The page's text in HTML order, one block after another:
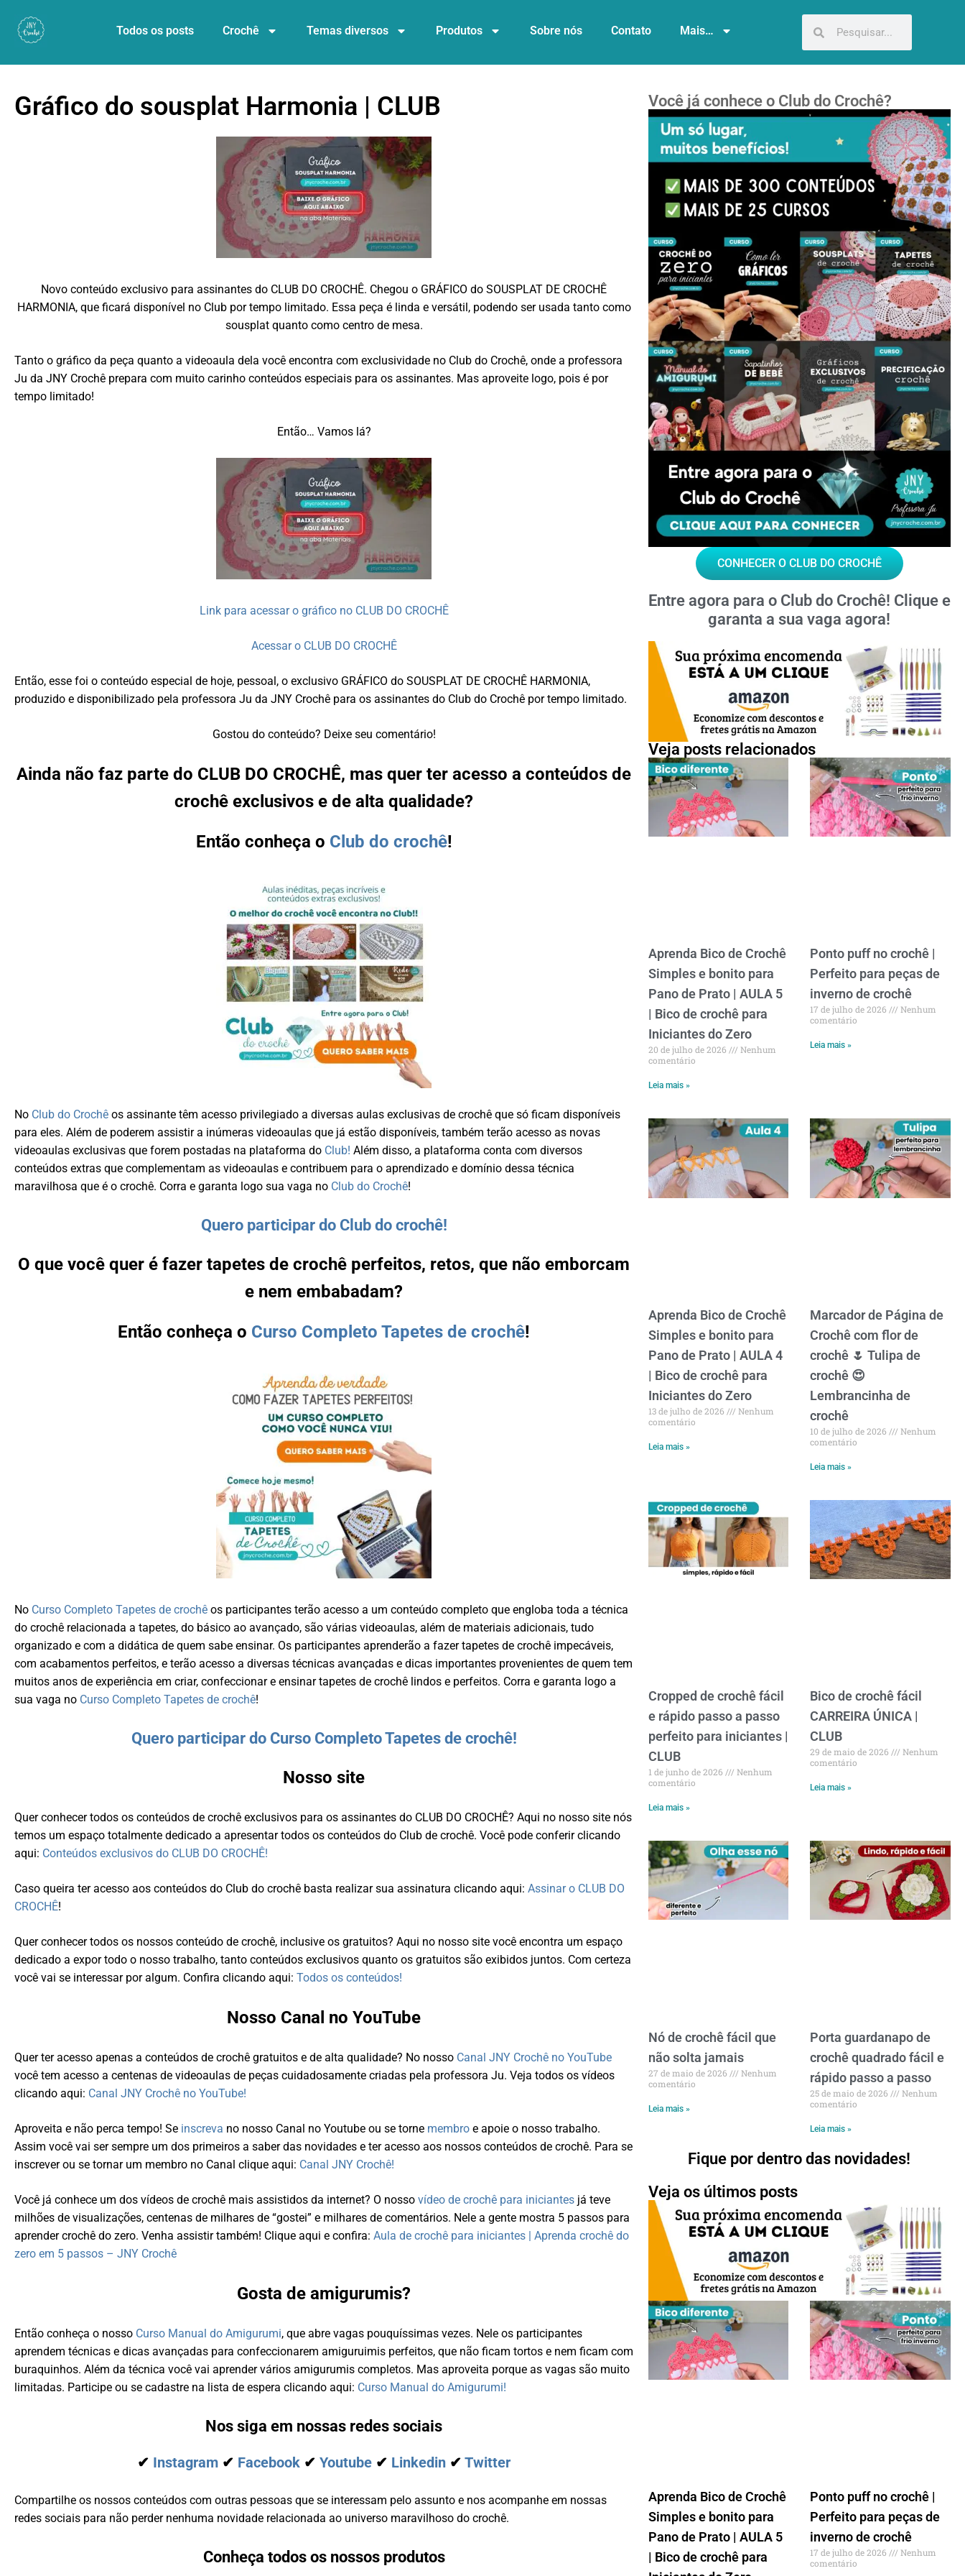
Todos os posts Crochê Temas diversos Produtos Sobre nós Contato Mais…
Você já conhece o Club do Crochê?
CONHECER O CLUB DO CROCHÊ
Entre agora para o Club do Crochê! Clique e
garanta a sua vaga agora!
Veja posts relacionados
Aprenda Bico de Crochê
Simples e bonito para
Pano de Prato | AULA 5
| Bico de crochê para
Iniciantes do Zero
20 de julho de 2026
Nenhum
comentário
Leia mais »
Ponto puff no crochê |
Perfeito para peças de
inverno de crochê
17 de julho de 2026
Nenhum
comentário
Leia mais »
Aprenda Bico de Crochê
Simples e bonito para
Pano de Prato | AULA 4
| Bico de crochê para
Iniciantes do Zero
13 de julho de 2026
Nenhum
comentário
Leia mais »
Marcador de Página de
Crochê com flor de
crochê 🌷 Tulipa de
crochê 😍
Lembrancinha de
crochê
10 de julho de 2026
Nenhum
comentário
Leia mais »
Cropped de crochê fácil
e rápido passo a passo
perfeito para iniciantes |
CLUB
1 de junho de 2026
Nenhum
comentário
Leia mais »
Bico de crochê fácil
CARREIRA ÚNICA |
CLUB
29 de maio de 2026
Nenhum
comentário
Leia mais »
Nó de crochê fácil que
não solta jamais
27 de maio de 2026
Nenhum
comentário
Leia mais »
Porta guardanapo de
crochê quadrado fácil e
rápido passo a passo
25 de maio de 2026
Nenhum
comentário
Leia mais »
Fique por dentro das novidades!
Veja os últimos posts
Aprenda Bico de Crochê
Simples e bonito para
Pano de Prato | AULA 5
| Bico de crochê para
Ponto puff no crochê |
Perfeito para peças de
inverno de crochê
17 de julho de 2026
Nenhum
comentário
Gráfico do sousplat Harmonia | CLUB
Novo conteúdo exclusivo para assinantes do CLUB DO CROCHÊ. Chegou o GRÁFICO do SOUSPLAT DE CROCHÊ
HARMONIA, que ficará disponível no Club por tempo limitado. Essa peça é linda e versátil, podendo ser usada tanto como
sousplat quanto como centro de mesa.
Tanto o gráfico da peça quanto a videoaula dela você encontra com exclusividade no Club do Crochê, onde a professora
Ju da JNY Crochê prepara com muito carinho conteúdos especiais para os assinantes. Mas aproveite logo, pois é por
tempo limitado!
Então… Vamos lá?
Link para acessar o gráfico no CLUB DO CROCHÊ
Acessar o CLUB DO CROCHÊ
Então, esse foi o conteúdo especial de hoje, pessoal, o exclusivo GRÁFICO do SOUSPLAT DE CROCHÊ HARMONIA,
produzido e disponibilizado pela professora Ju da JNY Crochê para os assinantes do Club do Crochê por tempo limitado.
Gostou do conteúdo? Deixe seu comentário!
Ainda não faz parte do CLUB DO CROCHÊ, mas quer ter acesso a conteúdos de
crochê exclusivos e de alta qualidade?
Então conheça o Club do crochê!
No Club do Crochê os assinante têm acesso privilegiado a diversas aulas exclusivas de crochê que só ficam disponíveis
para eles. Além de poderem assistir a inúmeras videoaulas que já estão disponíveis, também terão acesso as novas
videoaulas exclusivas que forem postadas na plataforma do Club! Além disso, a plataforma conta com diversos
conteúdos extras que complementam as videoaulas e contribuem para o aprendizado e domínio dessa técnica
maravilhosa que é o crochê. Corra e garanta logo sua vaga no Club do Crochê!
Quero participar do Club do crochê!
O que você quer é fazer tapetes de crochê perfeitos, retos, que não emborcam
e nem embabadam?
Então conheça o Curso Completo Tapetes de crochê!
No Curso Completo Tapetes de crochê os participantes terão acesso a um conteúdo completo que engloba toda a técnica
do crochê relacionada a tapetes, do básico ao avançado, são várias videoaulas, além de materiais adicionais, tudo
organizado e com a didática de quem sabe ensinar. Os participantes aprenderão a fazer tapetes de crochê impecáveis,
com acabamentos perfeitos, e terão acesso a diversas técnicas avançadas e dicas importantes provenientes de quem tem
muitos anos de experiência em criar, confeccionar e ensinar tapetes de crochê lindos e perfeitos. Corra e garanta logo a
sua vaga no Curso Completo Tapetes de crochê!
Quero participar do Curso Completo Tapetes de crochê!
Nosso site
Quer conhecer todos os conteúdos de crochê exclusivos para os assinantes do CLUB DO CROCHÊ? Aqui no nosso site nós
temos um espaço totalmente dedicado a apresentar todos os conteúdos do Club de crochê. Você pode conferir clicando
aqui: Conteúdos exclusivos do CLUB DO CROCHÊ!
Caso queira ter acesso aos conteúdos do Club do crochê basta realizar sua assinatura clicando aqui:Assinar o CLUB DO
CROCHÊ!
Quer conhecer todos os nossos conteúdo de crochê, inclusive os gratuitos? Aqui no nosso site você encontra um espaço
dedicado a expor todo o nosso trabalho, tanto conteúdos exclusivos quanto os gratuitos são exibidos juntos. Com certeza
você vai se interessar por algum. Confira clicando aqui:Todos os conteúdos!
Nosso Canal no YouTube
Quer ter acesso apenas a conteúdos de crochê gratuitos e de alta qualidade? No nosso Canal JNY Crochê no YouTube
você tem acesso a centenas de videoaulas de peças cuidadosamente criadas pela professora Ju. Veja todos os vídeos
clicando aqui: Canal JNY Crochê no YouTube!
Aproveita e não perca tempo! Se inscreva no nosso Canal no Youtube ou se torne membro e apoie o nosso trabalho.
Assim você vai ser sempre um dos primeiros a saber das novidades e ter acesso aos nossos conteúdos de crochê. Para se
inscrever ou se tornar um membro no Canal clique aqui: Canal JNY Crochê!
Você já conhece um dos vídeos de crochê mais assistidos da internet? O nossovídeo de crochê para iniciantes já teve
milhões de visualizações, centenas de milhares de “gostei” e milhares de comentários. Nele a gente mostra 5 passos para
aprender crochê do zero. Venha assistir também! Clique aqui e confira:Aula de crochê para iniciantes | Aprenda crochê do
zero em 5 passos – JNY Crochê
Gosta de amigurumis?
Então conheça o nosso Curso Manual do Amigurumi, que abre vagas pouquíssimas vezes. Nele os participantes
aprendem técnicas e dicas avançadas para confeccionarem amiguruimis perfeitos, que não ficam tortos e nem ficam com
buraquinhos. Além da técnica você vai aprender vários amigurumis completos. Mas aproveita porque as vagas são muito
limitadas. Participe ou se cadastre na lista de espera clicando aqui: Curso Manual do Amigurumi!
Nos siga em nossas redes sociais
✔ Instagram ✔ Facebook ✔Youtube ✔ Linkedin ✔Twitter
Compartilhe os nossos conteúdos com outras pessoas que se interessam pelo assunto e nos acompanhe em nossas
redes sociais para não perder nenhuma novidade relacionada ao universo maravilhoso do crochê.
Conheça todos os nossos produtos